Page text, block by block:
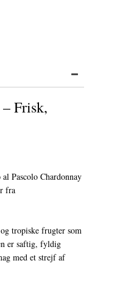
Frisk,
Pascolo Chardonnay
fra
tropiske frugter som
er saftig, fyldig
med et strejf af